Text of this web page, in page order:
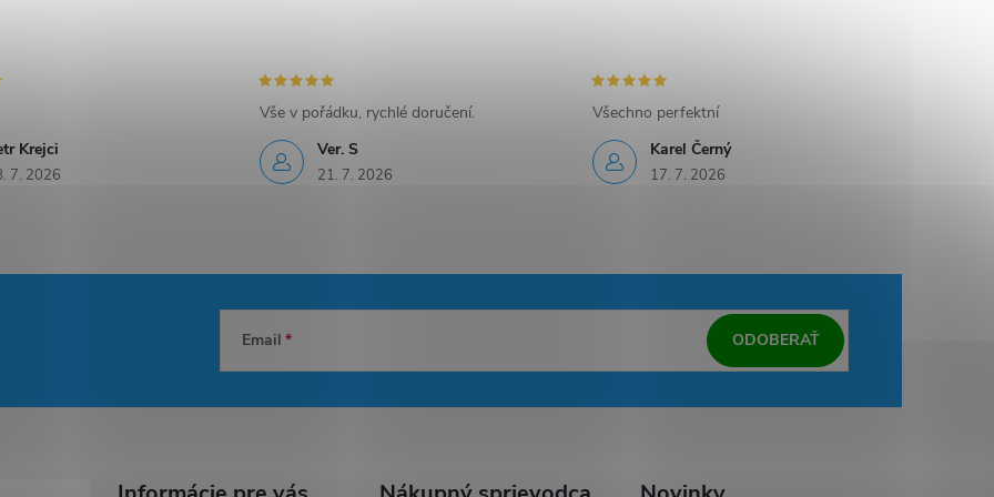
Krejci
7. 2026
Ver. S
21. 7. 2026
Vše v pořádku, rychlé doručení.
Karel Černý
17. 7. 2026
Všechno perfektní
Email ODOBERAŤ